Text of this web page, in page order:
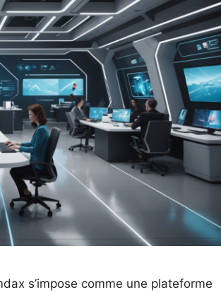
s’impose comme une plateforme